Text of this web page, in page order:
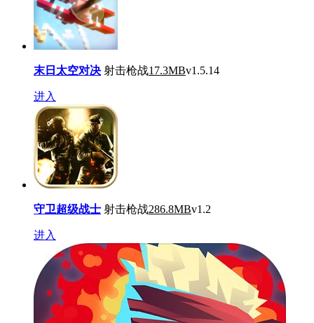
末日太空对决 射击枪战17.3MBv1.5.14
进入
守卫超级战士 射击枪战286.8MBv1.2
进入